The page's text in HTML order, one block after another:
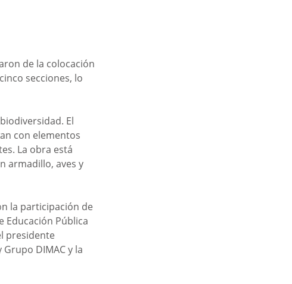
de la colocación
secciones, lo
El
con elementos
La obra está
armadillo, aves y
la participación de
Educación Pública
presidente
DIMAC y la